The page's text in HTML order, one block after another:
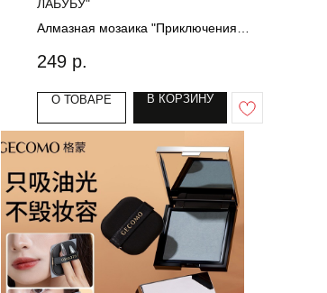
ЛАБУБУ"
Алмазная мозаика "Приключения
249 р.
О ТОВАРЕ В КОРЗИНУ